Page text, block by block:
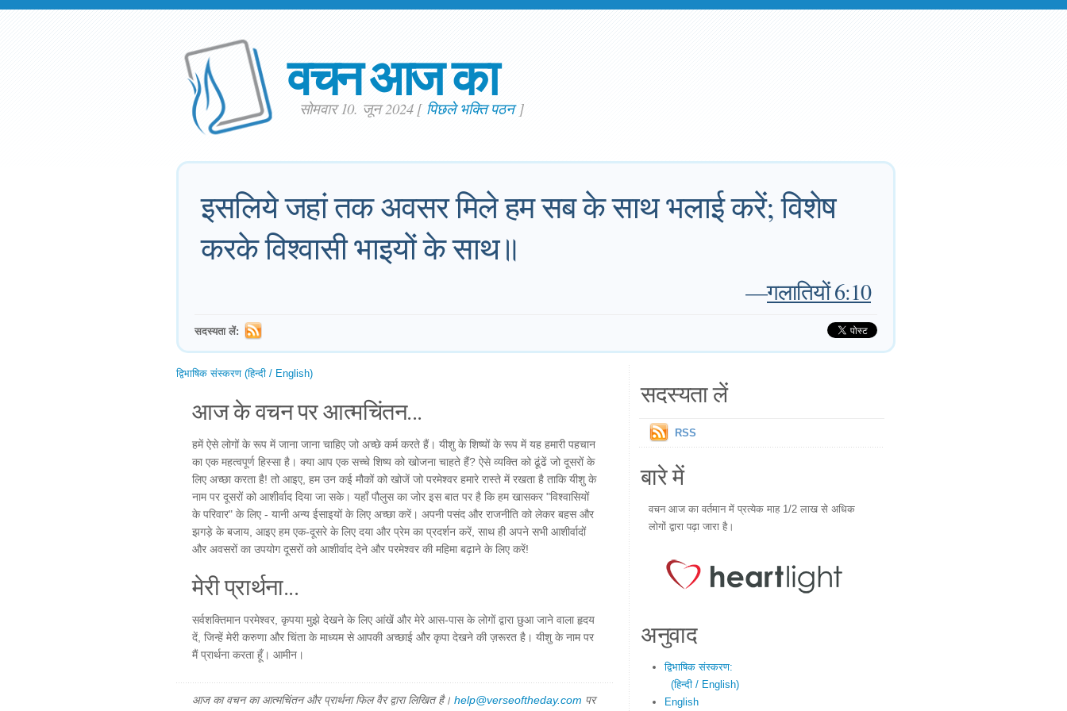
वचन आज का
सोमवार 10. जून 2024 [ पिछले भक्ति पठन]
इसलिये जहां तक अवसर मिले हम सब के साथ भलाई करें; विशेष
करके विश्वासी भाइयों के साथ॥
—गलातियों 6:10
सदस्यता लें:
द्विभाषिक संस्करण (हिन्दी / English)
आज के वचन पर आत्मचिंतन...
हमें ऐसे लोगों के रूप में जाना जाना चाहिए जो अच्छे कर्म करते हैं। यीशु के शिष्यों के रूप में यह हमारी पहचान
का एक महत्वपूर्ण हिस्सा है। क्या आप एक सच्चे शिष्य को खोजना चाहते हैं? ऐसे व्यक्ति को ढूंढें जो दूसरों के
लिए अच्छा करता है! तो आइए, हम उन कई मौकों को खोजें जो परमेश्वर हमारे रास्ते में रखता है ताकि यीशु के
नाम पर दूसरों को आशीर्वाद दिया जा सके। यहाँ पौलुस का जोर इस बात पर है कि हम खासकर "विश्वासियों
के परिवार" के लिए - यानी अन्य ईसाइयों के लिए अच्छा करें। अपनी पसंद और राजनीति को लेकर बहस और
झगड़े के बजाय, आइए हम एक-दूसरे के लिए दया और प्रेम का प्रदर्शन करें, साथ ही अपने सभी आशीर्वादों
और अवसरों का उपयोग दूसरों को आशीर्वाद देने और परमेश्वर की महिमा बढ़ाने के लिए करें!
मेरी प्रार्थना...
सर्वशक्तिमान परमेश्वर, कृपया मुझे देखने के लिए आंखें और मेरे आस-पास के लोगों द्वारा छुआ जाने वाला हृदय
दें, जिन्हें मेरी करुणा और चिंता के माध्यम से आपकी अच्छाई और कृपा देखने की ज़रूरत है। यीशु के नाम पर
मैं प्रार्थना करता हूँ। आमीन।
आज का वचन का आत्मचिंतन और प्रार्थना फिल वैर द्वारा लिखित है। help@verseoftheday.com पर
सदस्यता लें
RSS
बारे में
वचन आज का वर्तमान में प्रत्येक माह 1/2 लाख से अधिक
लोगों द्वारा पढ़ा जारा है।
अनुवाद
द्विभाषिक संस्करण:
(हिन्दी / English)
English